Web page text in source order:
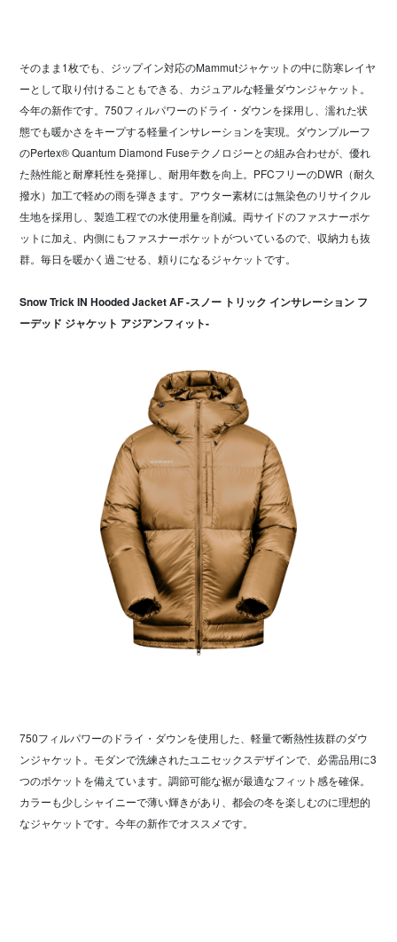
そのまま1枚でも、ジップイン対応のMammutジャケットの中に防寒レイヤ
ーとして取り付けることもできる、カジュアルな軽量ダウンジャケット。
今年の新作です。750フィルパワーのドライ・ダウンを採用し、濡れた状
態でも暖かさをキープする軽量インサレーションを実現。ダウンプルーフ
のPertex® Quantum Diamond Fuseテクノロジーとの組み合わせが、優れ
た熱性能と耐摩耗性を発揮し、耐用年数を向上。PFCフリーのDWR（耐久
撥水）加工で軽めの雨を弾きます。アウター素材には無染色のリサイクル
生地を採用し、製造工程での水使用量を削減。両サイドのファスナーポケ
ットに加え、内側にもファスナーポケットがついているので、収納力も抜
群。毎日を暖かく過ごせる、頼りになるジャケットです。
Snow Trick IN Hooded Jacket AF -スノー トリック インサレーション フ
ーデッド ジャケット アジアンフィット-
750フィルパワーのドライ・ダウンを使用した、軽量で断熱性抜群のダウ
ンジャケット。モダンで洗練されたユニセックスデザインで、必需品用に3
つのポケットを備えています。調節可能な裾が最適なフィット感を確保。
カラーも少しシャイニーで薄い輝きがあり、都会の冬を楽しむのに理想的
なジャケットです。今年の新作でオススメです。